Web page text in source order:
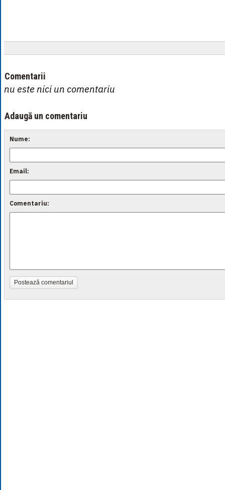
Comentarii
nu este nici un comentariu
Adaugă un comentariu
Nume:
Email:
Comentariu:
Postează comentariul